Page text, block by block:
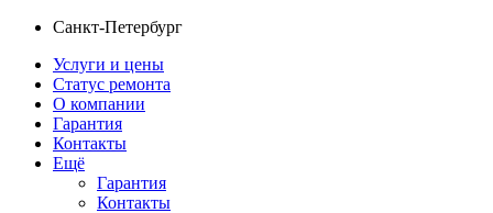
Санкт-Петербург
Услуги и цены
Статус ремонта
О компании
Гарантия
Контакты
Ещё
Гарантия
Контакты